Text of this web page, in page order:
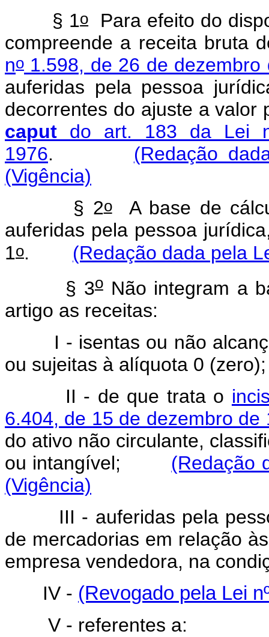
§ 1oPara efeito do
compreende a receita bruta
no 1.598, de 26 de dezembro
auferidas pela pessoa
decorrentes do ajuste a
caput do art. 183 da Lei
1976. (Redação
(Vigência)
§ 2oA base de
auferidas pela pessoa
1o. (Redação dada pela
§ 3oNão integram a
artigo as receitas:
I - isentas ou não
ou sujeitas à alíquota 0 (zero);
II - de que trata o
6.404, de 15 de dezembro de
do ativo não circulante,
ou intangível; (Redação
(Vigência)
III - auferidas pela
de mercadorias em relação
empresa vendedora, na
IV - (Revogado pela Lei
V - referentes a: